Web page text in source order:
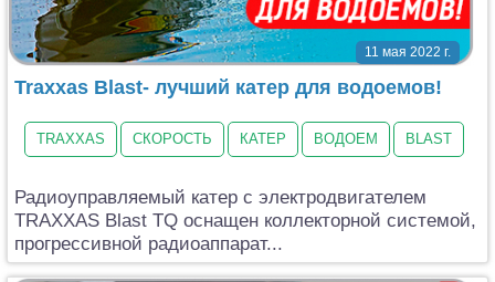
11 мая 2022 г.
Traxxas Blast- лучший катер для водоемов!
TRAXXAS СКОРОСТЬ КАТЕР ВОДОЕМ BLAST
Радиоуправляемый катер с электродвигателем
TRAXXAS Blast TQ оснащен коллекторной системой,
прогрессивной радиоаппарат...